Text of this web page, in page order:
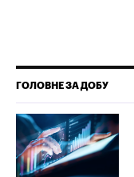
ГОЛОВНЕ ЗА ДОБУ